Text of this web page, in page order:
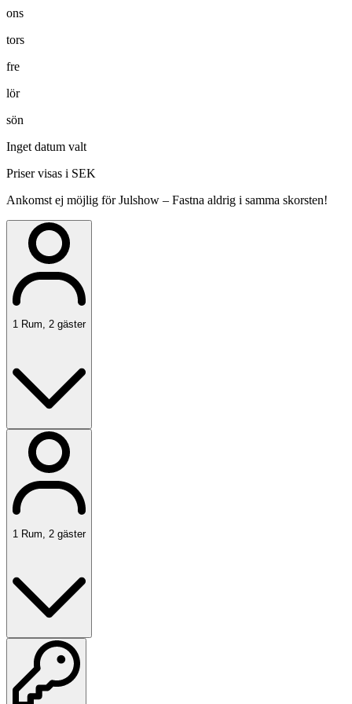
ons
tors
fre
lör
sön
Inget datum valt
Priser visas i SEK
Ankomst ej möjlig för Julshow – Fastna aldrig i samma skorsten!
1 Rum, 2 gäster
1 Rum 2 gäster